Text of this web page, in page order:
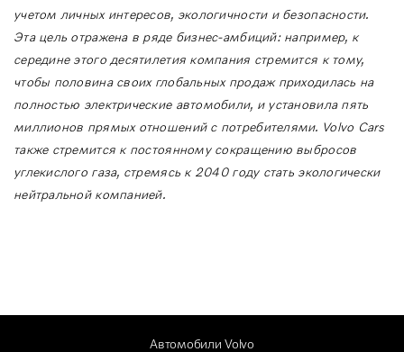
учетом личных интересов, экологичности и безопасности.
Эта цель отражена в ряде бизнес-амбиций: например, к
середине этого десятилетия компания стремится к тому,
чтобы половина своих глобальных продаж приходилась на
полностью электрические автомобили, и установила пять
миллионов прямых отношений с потребителями. Volvo Cars
также стремится к постоянному сокращению выбросов
углекислого газа, стремясь к 2040 году стать экологически
нейтральной компанией.
Автомобили Volvo